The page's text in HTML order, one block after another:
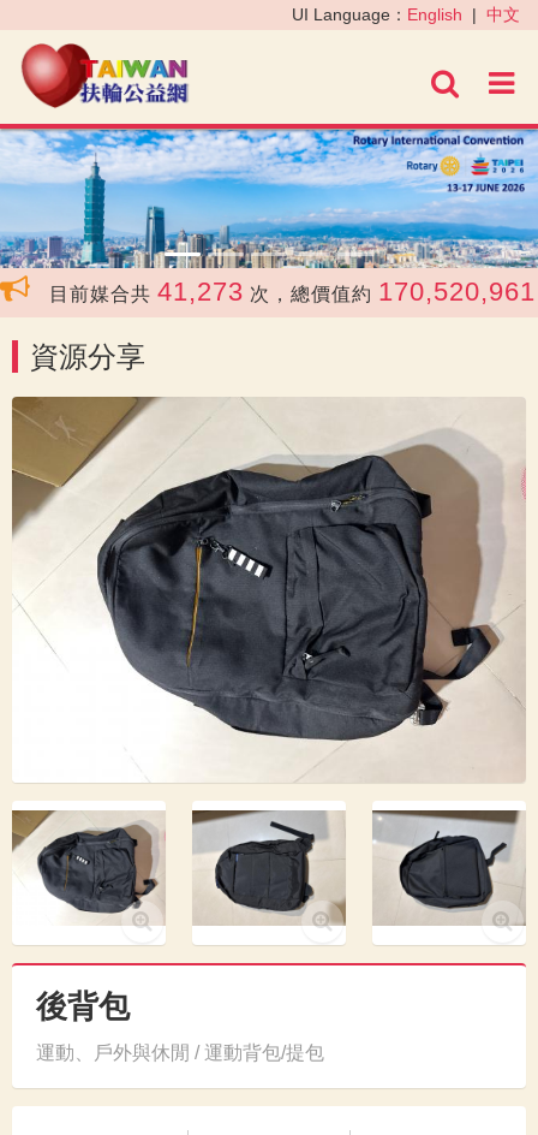
進階
UI Language： English | 中文
‹ ›
目前媒合共 41,273 次，總價值約 170,520,961
資源分享
後背包
運動、戶外與休閒 / 運動背包/提包